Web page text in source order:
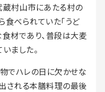
蔵村山市にあたる村の
食べられていた「うど
材であり、普段は大麦
ました。
でハレの日に欠かせな
される本膳料理の最後